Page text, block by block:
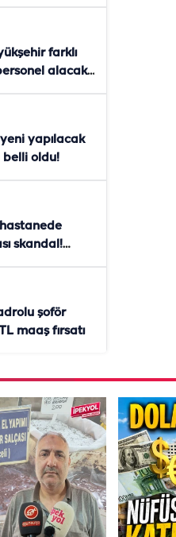
farklı
alacak!
yapılacak
belli oldu!
hastanede
skandal!
şoför
maaş fırsatı